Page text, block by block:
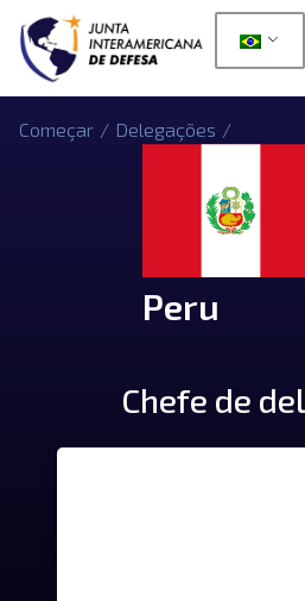
Começar / Delegações /
Peru
Chefe de